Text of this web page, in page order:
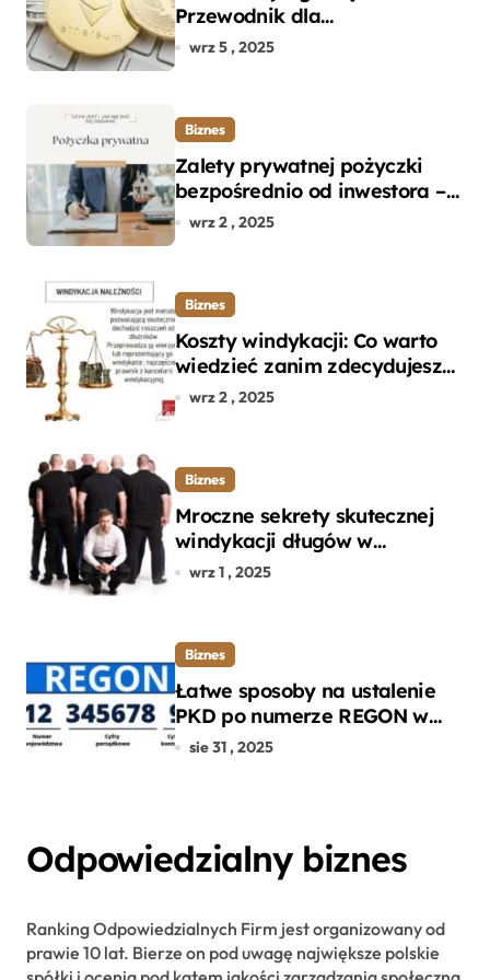
Przewodnik dla
początkujących w zakupie
wrz 5 , 2025
Biznes
Zalety prywatnej pożyczki
bezpośrednio od inwestora –
dlaczego warto?
wrz 2 , 2025
Biznes
Koszty windykacji: Co warto
wiedzieć zanim zdecydujesz
się na odzyskanie długu?
wrz 2 , 2025
Biznes
Mroczne sekrety skutecznej
windykacji długów w
departamencie windykacji
wrz 1 , 2025
Biznes
Łatwe sposoby na ustalenie
PKD po numerze REGON w
kilku prostych krokach
sie 31 , 2025
Odpowiedzialny biznes
Ranking Odpowiedzialnych Firm jest organizowany od
prawie 10 lat. Bierze on pod uwagę największe polskie